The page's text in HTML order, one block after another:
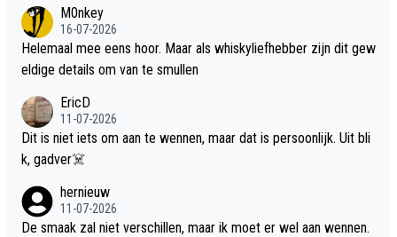
M0nkey
16-07-2026
Helemaal mee eens hoor. Maar als whiskyliefhebber zijn dit gew
eldige details om van te smullen
EricD
11-07-2026
Dit is niet iets om aan te wennen, maar dat is persoonlijk. Uit bli
k, gadver☠️
hernieuw
11-07-2026
De smaak zal niet verschillen, maar ik moet er wel aan wennen.